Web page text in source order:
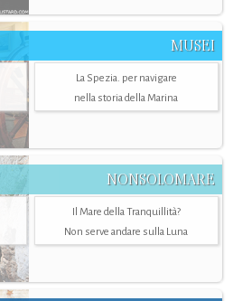
MUSEI
La Spezia. per navigare
nella storia della Marina
NONSOLOMARE
Il Mare della Tranquillità?
Non serve andare sulla Luna